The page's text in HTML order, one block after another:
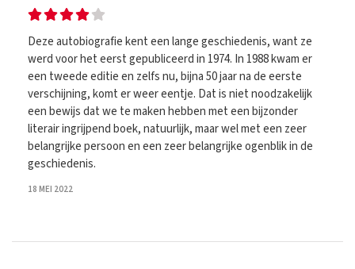
Deze autobiografie kent een lange geschiedenis, want ze
werd voor het eerst gepubliceerd in 1974. In 1988 kwam er
een tweede editie en zelfs nu, bijna 50 jaar na de eerste
verschijning, komt er weer eentje. Dat is niet noodzakelijk
een bewijs dat we te maken hebben met een bijzonder
literair ingrijpend boek, natuurlijk, maar wel met een zeer
belangrijke persoon en een zeer belangrijke ogenblik in de
geschiedenis.
18 MEI 2022